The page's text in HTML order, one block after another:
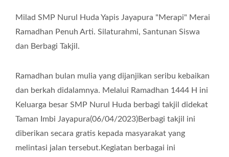
Milad SMP Nurul Huda Yapis Jayapura "Merapi" Merai
Ramadhan Penuh Arti. Silaturahmi, Santunan Siswa
dan Berbagi Takjil.
Ramadhan bulan mulia yang dijanjikan seribu kebaikan
dan berkah didalamnya. Melalui Ramadhan 1444 H ini
Keluarga besar SMP Nurul Huda berbagi takjil didekat
Taman Imbi Jayapura(06/04/2023)Berbagi takjil ini
diberikan secara gratis kepada masyarakat yang
melintasi jalan tersebut.Kegiatan berbagai ini